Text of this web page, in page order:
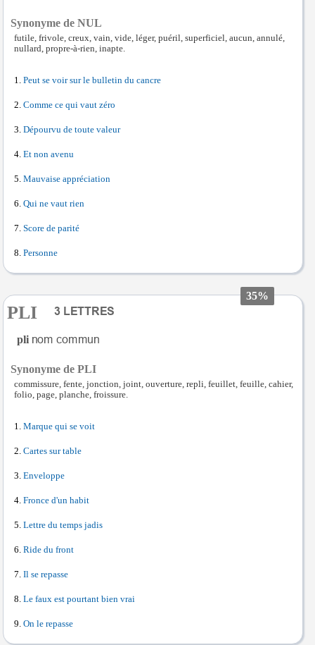
Synonyme de NUL
futile, frivole, creux, vain, vide, léger, puéril, superficiel, aucun, annulé,
nullard, propre-à-rien, inapte.
Peut se voir sur le bulletin du cancre
Comme ce qui vaut zéro
Dépourvu de toute valeur
Et non avenu
Mauvaise appréciation
Qui ne vaut rien
Score de parité
Personne
35%
PLI
pli
Synonyme de PLI
commissure, fente, jonction, joint, ouverture, repli, feuillet, feuille, cahier,
folio, page, planche, froissure.
Marque qui se voit
Cartes sur table
Enveloppe
Fronce d'un habit
Lettre du temps jadis
Ride du front
Il se repasse
Le faux est pourtant bien vrai
On le repasse